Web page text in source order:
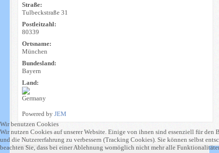
Straße:
Tulbeckstraße 31
Postleitzahl:
80339
Ortsname:
München
Bundesland:
Bayern
Land:
Powered byJEM
Wir benutzen Cookies
Wir nutzen Cookies auf unserer Website. Einige von ihnen sind essenziell für den
und die Nutzererfahrung zu verbessern (Tracking Cookies). Sie können selbst
beachten Sie, dass bei einer Ablehnung womöglich nicht mehr alle